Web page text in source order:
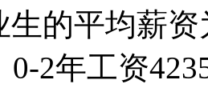
生的平均薪
0-2年工资